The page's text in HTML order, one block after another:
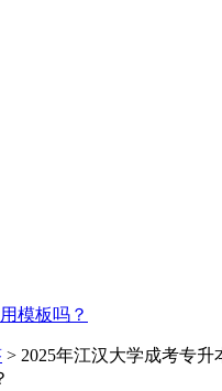
模板吗？
> 2025年江汉大学成考专